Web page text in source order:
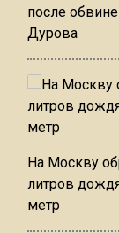
после
Дурова
На Москву
литров
метр